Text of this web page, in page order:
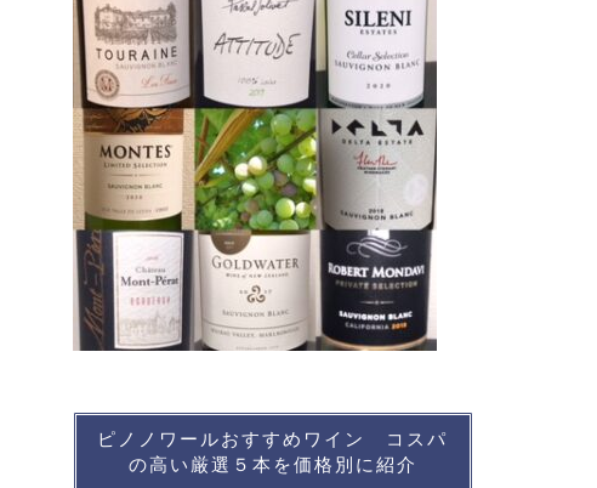
ピノノワールおすすめワイン コスパ
の高い厳選５本を価格別に紹介